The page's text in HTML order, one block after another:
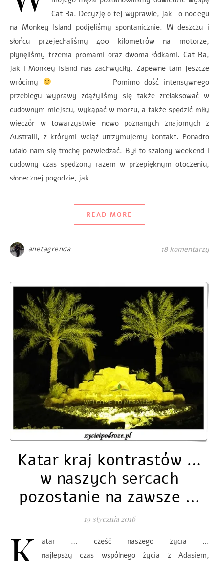
Cat Ba. Decyzję o tej wyprawie, jak i o noclegu
na Monkey Island podjęliśmy spontanicznie. W deszczu i
słońcu przejechaliśmy 400 kilometrów na motorze,
płynęliśmy trzema promami oraz dwoma łódkami. Cat Ba,
jak i Monkey Island nas zachwyciły. Zapewne tam jeszcze
wrócimy
Pomimo dość intensywnego
przebiegu wyprawy zdążyliśmy się także zrelaksować w
cudownym miejscu, wykąpać w morzu, a także spędzić miły
wieczór w towarzystwie nowo poznanych znajomych z
Australii, z którymi wciąż utrzymujemy kontakt. Ponadto
udało nam się trochę pozwiedzać. Był to szalony weekend i
cudowny czas spędzony razem w przepięknym otoczeniu,
słonecznej pogodzie, jak…
READ MORE
anetagrenda 18 komentarzy
Katar kraj kontrastów …
w naszych sercach
pozostanie na zawsze …
19 stycznia 2016
K
atar … część naszego życia …
najlepszy czas wspólnego życia z Adasiem,